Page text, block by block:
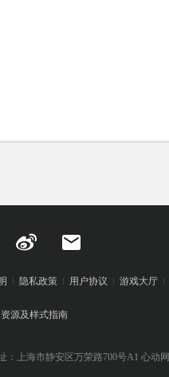
隐私政策 用户协议 游戏大厅
源及样式指南
：上海市静安区万荣路700号A1 心动